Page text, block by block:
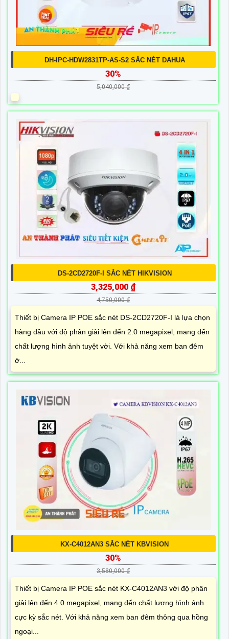
DH-IPC-HDW2831TP-AS-S2 SẮC NÉT DAHUA
30%
5,040,000 ₫
DS-2CD2720F-I SẮC NÉT HIKVISION
3,325,000 ₫
4,750,000 ₫
Thiết bị Camera IP POE sắc nét DS-2CD2720F-I là lựa chọn
hàng đầu với độ phân giải lên đến 2.0 megapixel, mang đến
chất lượng hình ảnh tuyệt vời. Với khả năng xem ban đêm
ở...
KX-C4012AN3 SẮC NÉT KBVISION
30%
3,580,000 ₫
Thiết bị Camera IP POE sắc nét KX-C4012AN3 với độ phân
giải lên đến 4.0 megapixel, mang đến chất lượng hình ảnh
cực kỳ sắc nét. Với khả năng xem ban đêm thông qua hồng
ngoại...